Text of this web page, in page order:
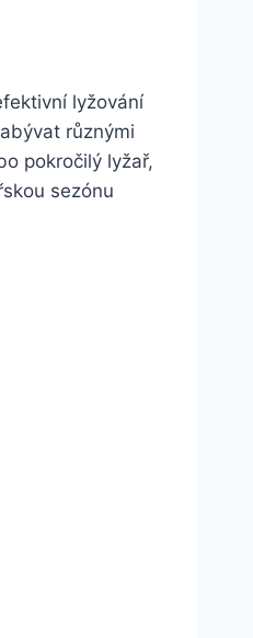
lyžování
různými
pokročilý lyžař,
sezónu